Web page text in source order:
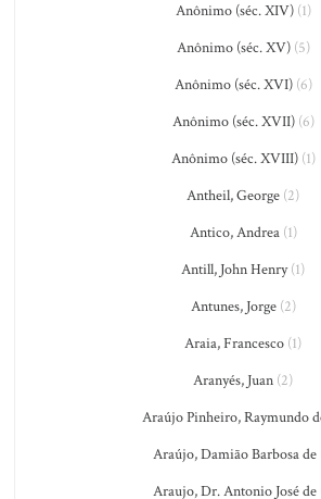
Anônimo (séc. XIV)(1)
Anônimo (séc. XV)(5)
Anônimo (séc. XVI)(6)
Anônimo (séc. XVII)(6)
Anônimo (séc. XVIII)(1)
Antheil, George (2)
Antico, Andrea(1)
Antill, John Henry(1)
Antunes, Jorge(2)
Araia, Francesco (1)
Aranyés, Juan (2)
Araújo Pinheiro, Raymundo
Araújo, Damião Barbosa de
Araujo, Dr. Antonio José de